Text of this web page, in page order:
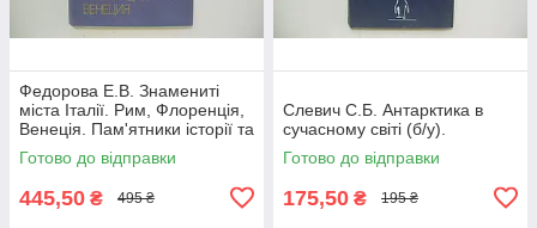
Федорова Е.В. Знамениті
міста Італії. Рим, Флоренція,
Венеція. Пам'ятники історії та
культури (б/у).
Готово до відправки
445,50 ₴ 495 ₴
Слевич С.Б. Антарктика в
сучасному світі (б/у).
Готово до відправки
175,50 ₴ 195 ₴